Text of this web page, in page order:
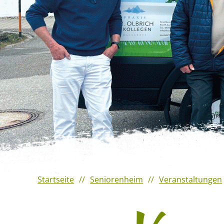
Startseite Seniorenheim Veranstaltungen
2023
Verantaltungshighlights 2022
Veranstaltungshighlights
2021